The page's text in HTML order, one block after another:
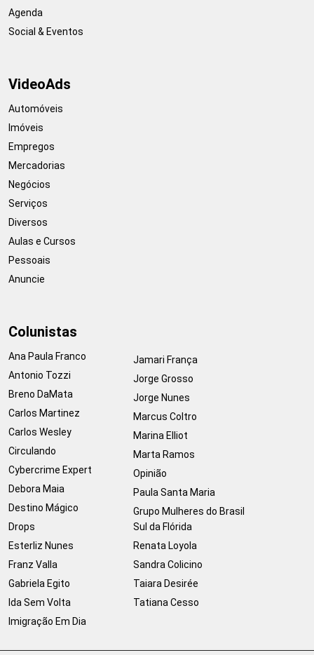
Agenda
Social & Eventos
VideoAds
Automóveis
Imóveis
Empregos
Mercadorias
Negócios
Serviços
Diversos
Aulas e Cursos
Pessoais
Anuncie
Colunistas
Ana Paula Franco
Antonio Tozzi
Breno DaMata
Carlos Martinez
Carlos Wesley
Circulando
Cybercrime Expert
Debora Maia
Destino Mágico
Drops
Esterliz Nunes
Franz Valla
Gabriela Egito
Ida Sem Volta
Imigração Em Dia
Jamari França
Jorge Grosso
Jorge Nunes
Marcus Coltro
Marina Elliot
Marta Ramos
Opinião
Paula Santa Maria
Grupo Mulheres do Brasil
Sul da Flórida
Renata Loyola
Sandra Colicino
Taiara Desirée
Tatiana Cesso